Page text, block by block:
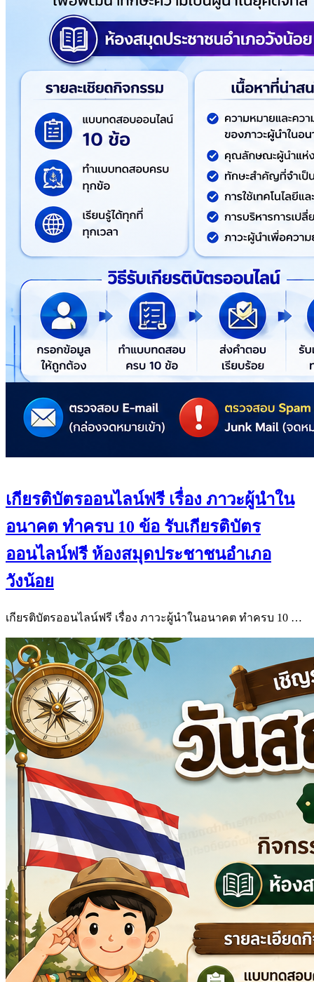
เกียรติบัตรออนไลน์ฟรี เรื่อง ภาวะผู้นำใน
อนาคต ทำครบ 10 ข้อ รับเกียรติบัตร
ออนไลน์ฟรี ห้องสมุดประชาชนอำเภอ
วังน้อย
เกียรติบัตรออนไลน์ฟรี เรื่อง ภาวะผู้นำในอนาคต ทำครบ 10 …